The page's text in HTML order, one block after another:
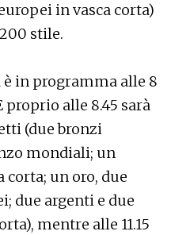
in vasca corta)
stile.
è in programma alle 8
proprio alle 8.45 sarà
(due bronzi
mondiali; un
corta; un oro, due
due argenti e due
mentre alle 11.15